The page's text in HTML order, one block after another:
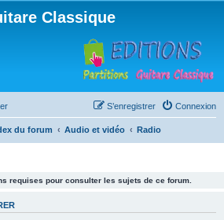
Classique
Connexion
S’enregistrer
du forum Audio et vidéo Radio
requises pour consulter les sujets de ce forum.